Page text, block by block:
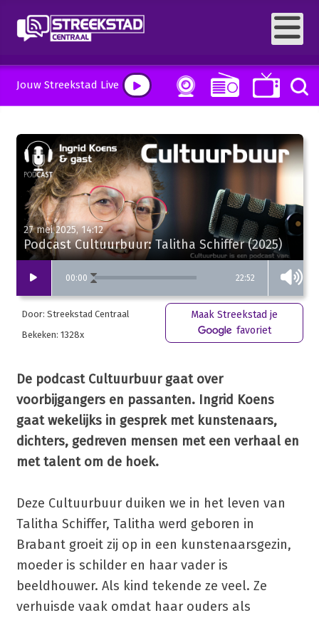
Jouw Streekstad Live
00:00 22:52
27 mei 2025, 14:12
Podcast Cultuurbuur: Talitha Schiffer (2025)
Door: Streekstad Centraal
Bekeken: 1328x
Maak Streekstad je
favoriet
De podcast Cultuurbuur gaat over
voorbijgangers en passanten. Ingrid Koens
gaat wekelijks in gesprek met kunstenaars,
dichters, gedreven mensen met een verhaal en
met talent om de hoek.
Deze Cultuurbuur duiken we in het leven van
Talitha Schiffer, Talitha werd geboren in
Brabant groeit zij op in een kunstenaarsgezin,
moeder is schilder en haar vader is
beeldhouwer. Als kind tekende ze veel. Ze
verhuisde vaak omdat haar ouders als